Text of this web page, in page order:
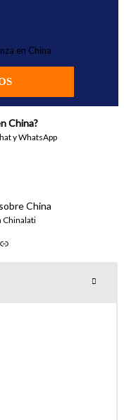
en China
China?
y WhatsApp
China
Chinalati